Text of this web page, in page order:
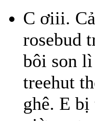
C ơiii.
rosebud
bôi son
treehut
ghê. E